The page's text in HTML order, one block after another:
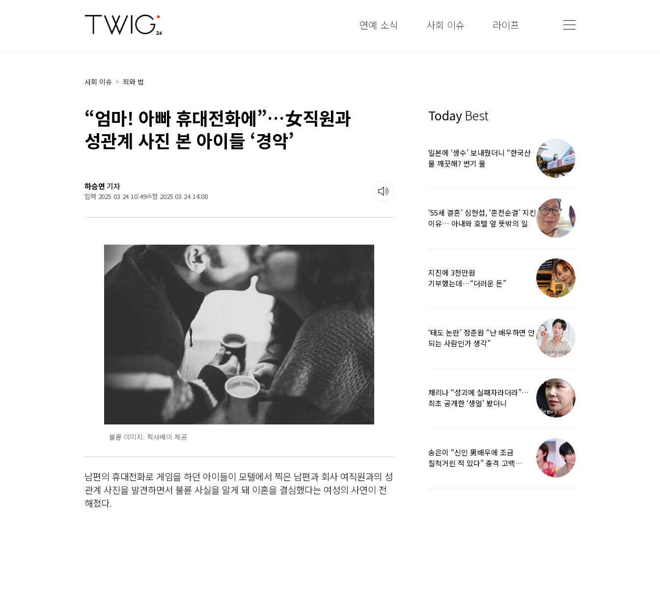
연예 소식 사회 이슈 라이프
사회 이슈 > 죄와 법
“엄마! 아빠 휴대전화에”…女직원과
성관계 사진 본 아이들 ‘경악’
하승연기자
입력 2025 03 24 10:49수정 2025 03 24 14:08
불륜 이미지. 픽사베이 제공
남편의 휴대전화로 게임을 하던 아이들이 모텔에서 찍은 남편과 회사 여직원과의 성
관계 사진을 발견하면서 불륜 사실을 알게 돼 이혼을 결심했다는 여성의 사연이 전
해졌다.
Today Best
일본에 ‘생수’ 보내줬더니 “한국산
물 깨끗해? 변기 물
‘55세 결혼’ 심현섭, ‘혼전순결’ 지킨
이유… 아내와 호텔 앞 뜻밖의 일
지진에 3천만원
기부했는데…“더러운 돈”
‘태도 논란’ 정준원 “난 배우하면 안
되는 사람인가 생각”
채리나 “성괴에 실패자라더라”…
최초 공개한 ‘생얼’ 봤더니
송은이 “신인 男배우에 조금
질척거린 적 있다” 충격 고백…